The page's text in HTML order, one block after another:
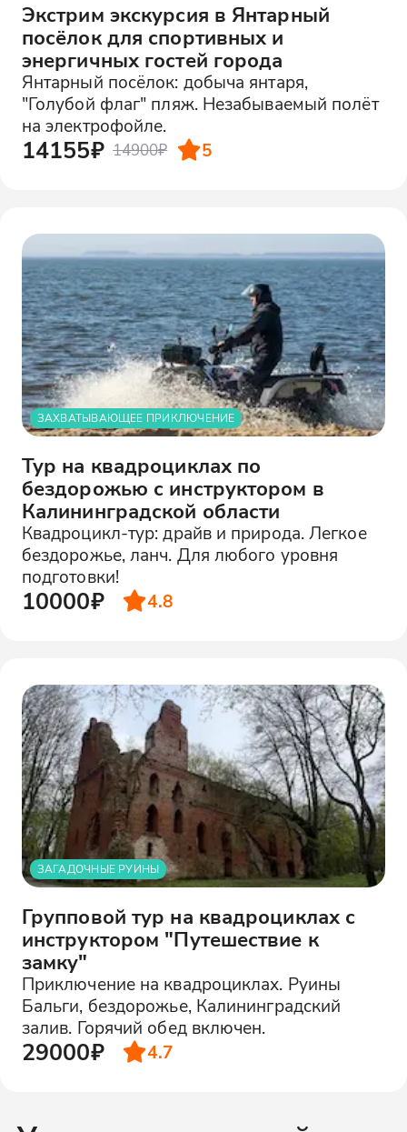
Экстрим экскурсия в Янтарный
посёлок для спортивных и
энергичных гостей города
Янтарный посёлок: добыча янтаря,
"Голубой флаг" пляж. Незабываемый полёт
на электрофойле.
14155₽ 14900₽ 5
ЗАХВАТЫВАЮЩЕЕ ПРИКЛЮЧЕНИЕ
Тур на квадроциклах по
бездорожью с инструктором в
Калининградской области
Квадроцикл-тур: драйв и природа. Легкое
бездорожье, ланч. Для любого уровня
подготовки!
10000₽ 4.8
ЗАГАДОЧНЫЕ РУИНЫ
Групповой тур на квадроциклах с
инструктором "Путешествие к
замку"
Приключение на квадроциклах. Руины
Бальги, бездорожье, Калининградский
залив. Горячий обед включен.
29000₽ 4.7